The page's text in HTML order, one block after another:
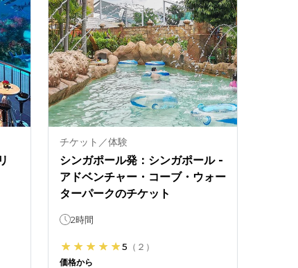
チケット／体験
シンガポール発：シンガポール -
アドベンチャー・コーブ・ウォー
ターパークのチケット
2時間
5 （ ２ ）
価格から